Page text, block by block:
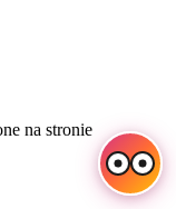
na stronie